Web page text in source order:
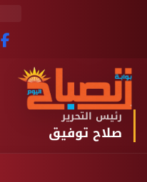
رئيس التحرير
صلاح توفيق